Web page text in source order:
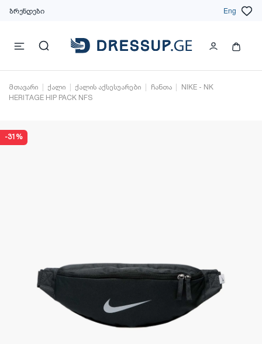
ბრენდები Eng
მთავარი ქალი ქალის აქსესუარები ჩანთა
NIKE - NK
HERITAGE HIP PACK NFS
-31%